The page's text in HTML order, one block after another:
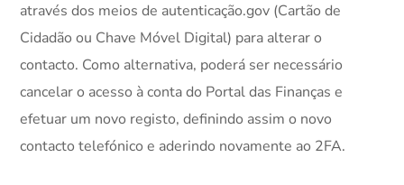
através dos meios de autenticação.gov (Cartão de
Cidadão ou Chave Móvel Digital) para alterar o
contacto. Como alternativa, poderá ser necessário
cancelar o acesso à conta do Portal das Finanças e
efetuar um novo registo, definindo assim o novo
contacto telefónico e aderindo novamente ao 2FA.